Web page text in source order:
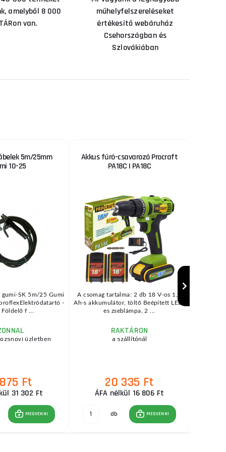
amelyből 8 000
van.
műhelyfelszereléseket
értékesítő webáruház
Csehországban és
Szlovákiában
5m/25mm
10-25
gumi-SK 5m/25 Gumi
-
f ...
üzletben
Ft
31 302 Ft
MEGVENNI
Akkus fúró-csavarozó Procraft
PA18C | PA18C
A csomag tartalma: 2 db 18 V-os 1,5
Ah-s akkumulátor, töltő Beépített LED-
es zseblámpa, 2 ...
RAKTÁRON
a szállítónál
20 335 Ft
ÁFA nélkül 16 806 Ft
db MEGVENNI